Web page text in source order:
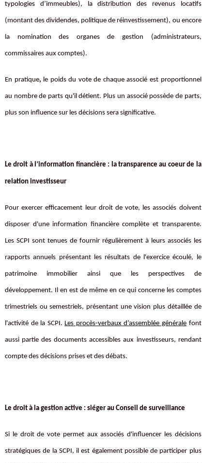
typologies d’immeubles), la distribution des revenus locatifs
(montant des dividendes, politique de réinvestissement), ou encore
la nomination des organes de gestion (administrateurs,
commissaires aux comptes).
En pratique, le poids du vote de chaque associé est proportionnel
au nombre de parts qu'il détient. Plus un associé possède de parts,
plus son influence sur les décisions sera significative.
Le droit à l’information financière : la transparence au coeur de la
relation investisseur
Pour exercer efficacement leur droit de vote, les associés doivent
disposer d'une information financière complète et transparente.
Les SCPI sont tenues de fournir régulièrement à leurs associés les
rapports annuels présentant les résultats de l'exercice écoulé, le
patrimoine immobilier ainsi que les perspectives de
développement. Il en est de même en ce qui concerne les comptes
trimestriels ou semestriels, présentant une vision plus détaillée de
l'activité de la SCPI. Les procès-verbaux d’assemblée générale font
aussi partie des documents accessibles aux investisseurs, rendant
compte des décisions prises et des débats.
Le droit à la gestion active : siéger au Conseil de surveillance
Si le droit de vote permet aux associés d'influencer les décisions
stratégiques de la SCPI, il est également possible de participer plus